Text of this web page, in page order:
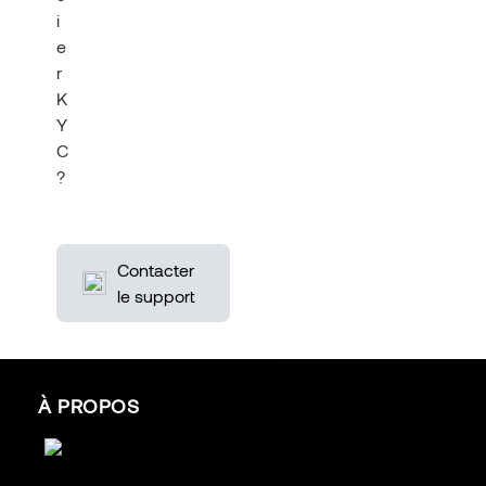
i
e
r
K
Y
C
?
Contacter
le support
À PROPOS